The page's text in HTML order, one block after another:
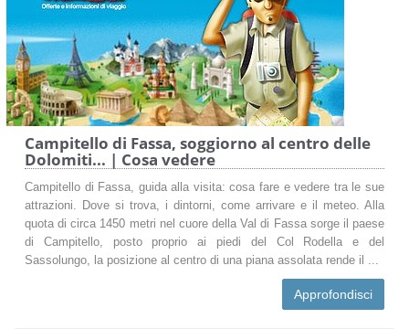
Campitello di Fassa, soggiorno al centro delle
Dolomiti... | Cosa vedere
Campitello di Fassa, guida alla visita: cosa fare e vedere tra le sue
attrazioni. Dove si trova, i dintorni, come arrivare e il meteo. Alla
quota di circa 1450 metri nel cuore della Val di Fassa sorge il paese
di Campitello, posto proprio ai piedi del Col Rodella e del
Sassolungo, la posizione al centro di una piana assolata rende il ...
Approfondisci